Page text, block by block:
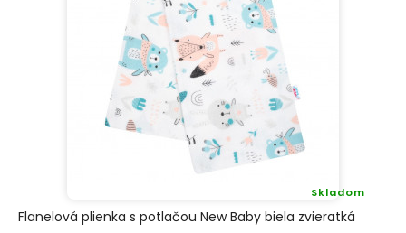
Flanelová plienka s potlačou New Baby biela zvieratká
Skladom